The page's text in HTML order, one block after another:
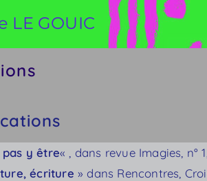
LE GOUIC
y être« , dans revue Imagies, n°
écriture » dans Rencontres,